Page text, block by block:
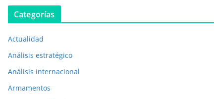
b
c
a
c
o
Categorías
Actualidad
Análisis estratégico
Análisis internacional
Armamentos